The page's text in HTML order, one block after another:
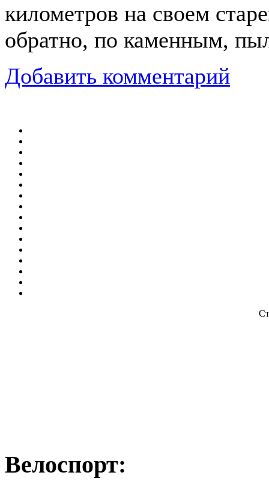
километров на своем
обратно, по каменным,
Добавить комментарий
Велоспорт: